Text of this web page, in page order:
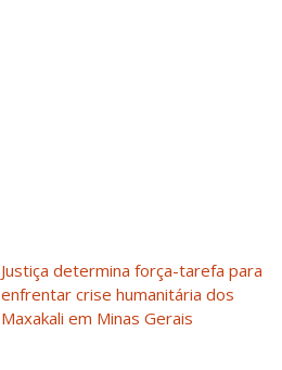
Justiça determina força-tarefa para
enfrentar crise humanitária dos
Maxakali em Minas Gerais